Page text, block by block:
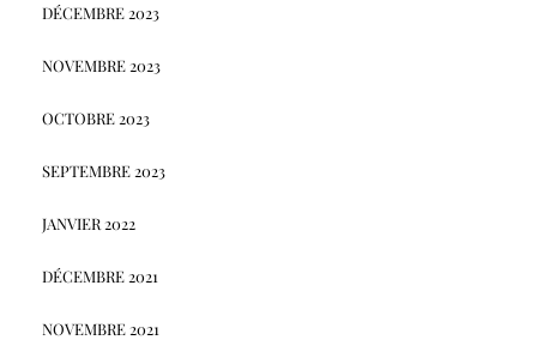
DÉCEMBRE 2023
NOVEMBRE 2023
OCTOBRE 2023
SEPTEMBRE 2023
JANVIER 2022
DÉCEMBRE 2021
NOVEMBRE 2021